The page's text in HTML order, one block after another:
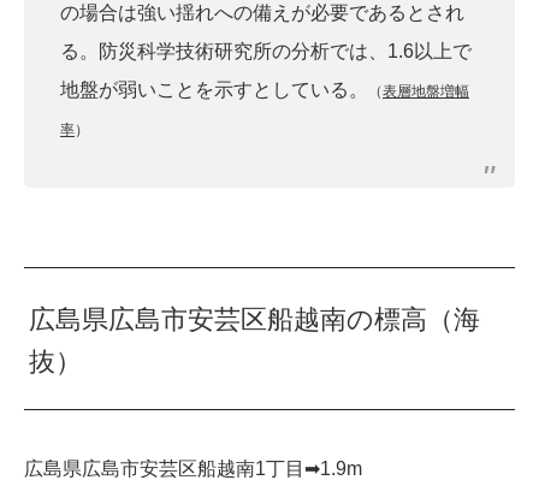
の場合は強い揺れへの備えが必要であるとされ
る。防災科学技術研究所の分析では、1.6以上で
地盤が弱いことを示すとしている。
（表層地盤増幅
率）
広島県広島市安芸区船越南の標高（海
抜）
広島県広島市安芸区船越南1丁目➡︎1.9m